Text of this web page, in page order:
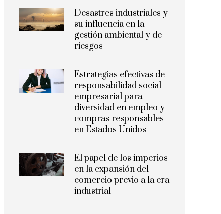
Desastres industriales y
su influencia en la
gestión ambiental y de
riesgos
Estrategias efectivas de
responsabilidad social
empresarial para
diversidad en empleo y
compras responsables
en Estados Unidos
El papel de los imperios
en la expansión del
comercio previo a la era
industrial